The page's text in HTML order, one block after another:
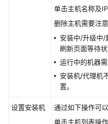
Prometheus
基
单击主机名称及IP
删除主机需要注意
安装中/升级中/
刷新页面等待
运行中的机器
安装机/代理机
置。
设置安装机
通过如下操作可
单击主机列表操